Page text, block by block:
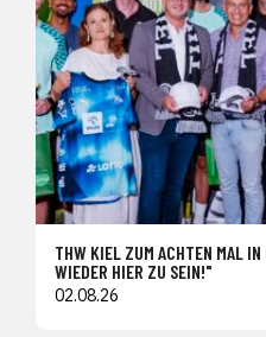
THW KIEL ZUM ACHTEN MAL
WIEDER HIER ZU SEIN!"
02.08.26